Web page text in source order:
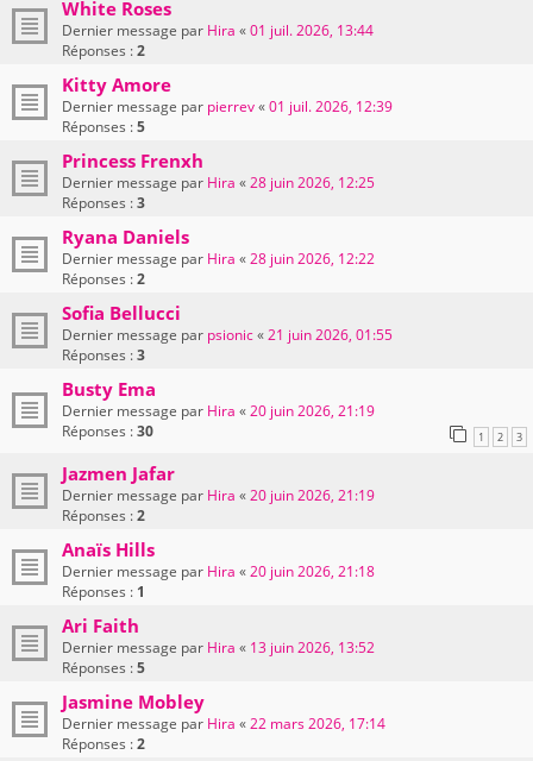
White Roses
Dernier message par Hira «01 juil. 2026, 13:44
Réponses :2
Kitty Amore
Dernier message par pierrev«01 juil. 2026, 12:39
Réponses :5
Princess Frenxh
Dernier message par Hira «28 juin 2026, 12:25
Réponses :3
Ryana Daniels
Dernier message par Hira «28 juin 2026, 12:22
Réponses :2
Sofia Bellucci
Dernier message par psionic«21 juin 2026, 01:55
Réponses :3
Busty Ema
Dernier message par Hira «20 juin 2026, 21:19
Réponses :30 1 2 3
Jazmen Jafar
Dernier message par Hira «20 juin 2026, 21:19
Réponses :2
Anaïs Hills
Dernier message par Hira «20 juin 2026, 21:18
Réponses : 1
Ari Faith
Dernier message par Hira « 13 juin 2026, 13:52
Réponses :5
Jasmine Mobley
Dernier message par Hira «22 mars 2026, 17:14
Réponses :2